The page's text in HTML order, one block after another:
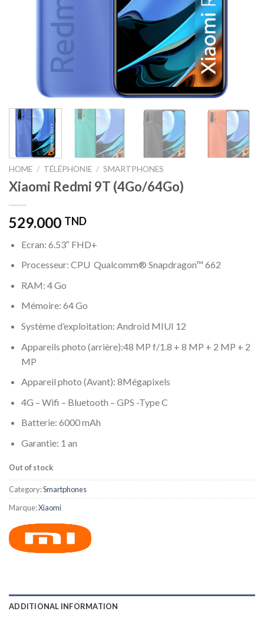
HOME / TÉLÉPHONIE / SMARTPHONES
Xiaomi Redmi 9T (4Go/64Go)
529.000 TND
Ecran: 6.53″ FHD+
Processeur: CPU Qualcomm® Snapdragon™ 662
RAM: 4 Go
Mémoire: 64 Go
Système d’exploitation: Android MIUI 12
Appareils photo (arrière):48 MP f/1.8 + 8 MP + 2 MP + 2
MP
Appareil photo (Avant): 8Mégapixels
4G – Wifi – Bluetooth – GPS -Type C
Batterie: 6000 mAh
Garantie: 1 an
Out of stock
Category:Smartphones
Marque:Xiaomi
ADDITIONAL INFORMATION